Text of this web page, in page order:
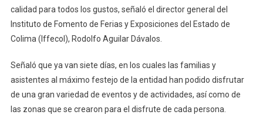
calidad para todos los gustos, señaló el director general del
Instituto de Fomento de Ferias y Exposiciones del Estado de
Colima (Iffecol), Rodolfo Aguilar Dávalos.
Señaló que ya van siete días, en los cuales las familias y
asistentes al máximo festejo de la entidad han podido disfrutar
de una gran variedad de eventos y de actividades, así como de
las zonas que se crearon para el disfrute de cada persona.